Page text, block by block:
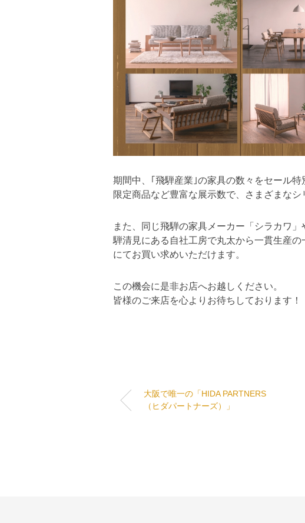
期間中、｢飛騨産業｣の家具の数々をセール
限定商品など豊富な展示数で、さまざまな
また、同じ飛騨の家具メーカー「シラカワ
騨清見にある自社工房で丸太から一貫生産
にてお買い求めいただけます。
この機会に是非お店へお越しください。
皆様のご来店を心よりお待ちしております！
大阪で唯一の「HIDA PARTNERS
（ヒダパートナーズ）」